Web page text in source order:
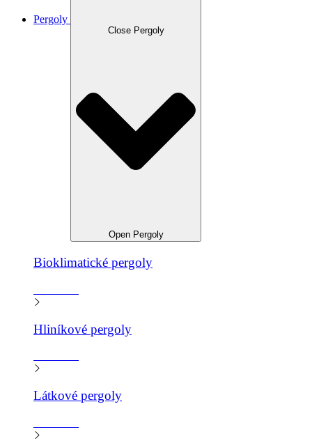
Pergoly
Close Pergoly
Open Pergoly
Bioklimatické pergoly
Hliníkové pergoly
Látkové pergoly